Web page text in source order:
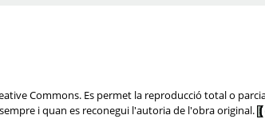
Commons. Es permet la reproducció total o
i quan es reconegui l'autoria de l'obra original.